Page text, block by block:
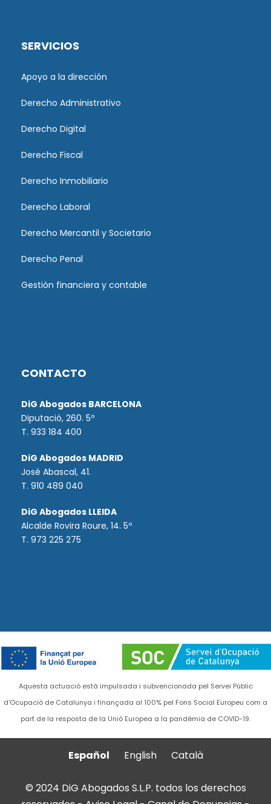
SERVICIOS
Apoyo a la dirección
Derecho Administrativo
Derecho Digital
Derecho Fiscal
Derecho Inmobiliario
Derecho Laboral
Derecho Mercantil y Societario
Derecho Penal
Gestión financiera y contable
CONTACTO
DiG Abogados BARCELONA
Diputació, 260. 5º
T. 933 184 400
DiG Abogados MADRID
José Abascal, 41.
T. 910 489 040
DiG Abogados LLEIDA
Alcalde Rovira Roure, 14. 5º
T. 973 225 275
Aquesta actuació està impulsada i subvencionada pel Servei Públic
d'Ocupació de Catalunya i finançada al 100% pel Fons Social Europeu com a
part de la resposta de la Unió Europea a la pandèmia de COVID-19.
Español English Català
© 2024 DiG Abogados S.L.P. todos los derechos